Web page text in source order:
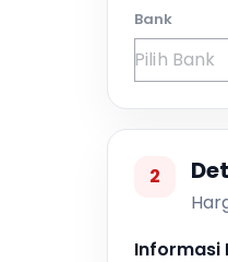
Bank
2
Informasi